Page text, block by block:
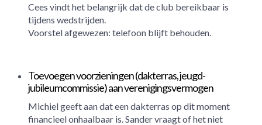
Cees vindt het belangrijk dat de club bereikbaar is
tijdens wedstrijden.
Voorstel afgewezen: telefoon blijft behouden.
Toevoegen voorzieningen (dakterras, jeugd-
jubileumcommissie) aan verenigingsvermogen
Michiel geeft aan dat een dakterras op dit moment
financieel onhaalbaar is. Sander vraagt of het niet